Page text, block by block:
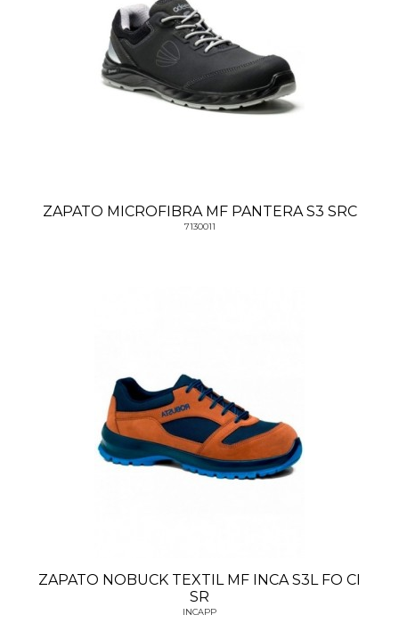
ZAPATO MICROFIBRA MF PANTERA S3 SRC
7130011
ZAPATO NOBUCK TEXTIL MF INCA S3L FO CI
SR
INCAPP